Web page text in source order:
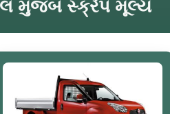
મુજબ સ્ક્રેપ મૂલ્ય